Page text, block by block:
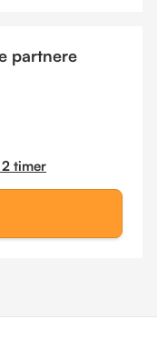
partnere
timer